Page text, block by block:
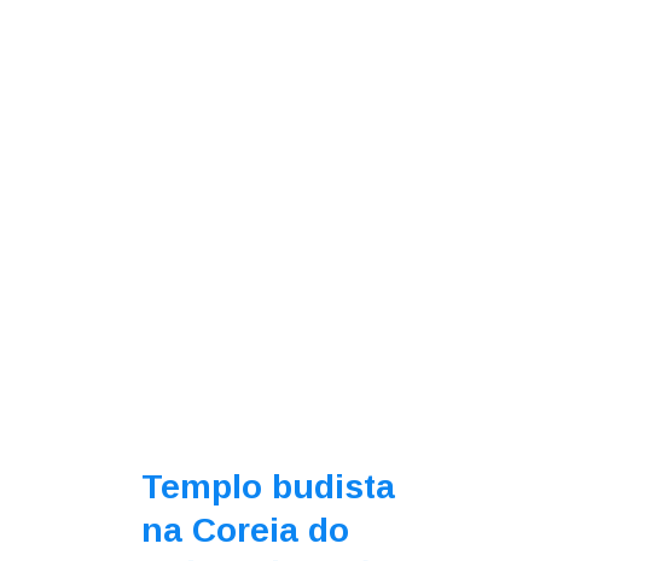
Templo budista
na Coreia do